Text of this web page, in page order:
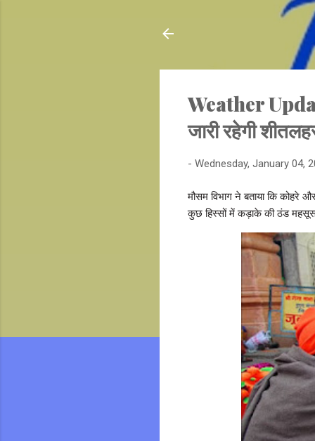
Weather
जारी रहेगी
- Wednesday, January 04,
मौसम विभाग ने बताया कि कोहरे
कुछ हिस्सों में कड़ाके की ठंड महसूस